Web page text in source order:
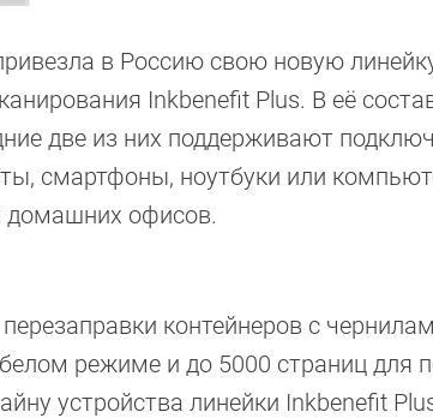
в Россию свою новую
Inkbenefit Plus. В её
две из них поддерживают
смартфоны, ноутбуки или
домашних офисов.
контейнеров с
режиме и до 5000 страниц для
устройства линейки Inkbenefit